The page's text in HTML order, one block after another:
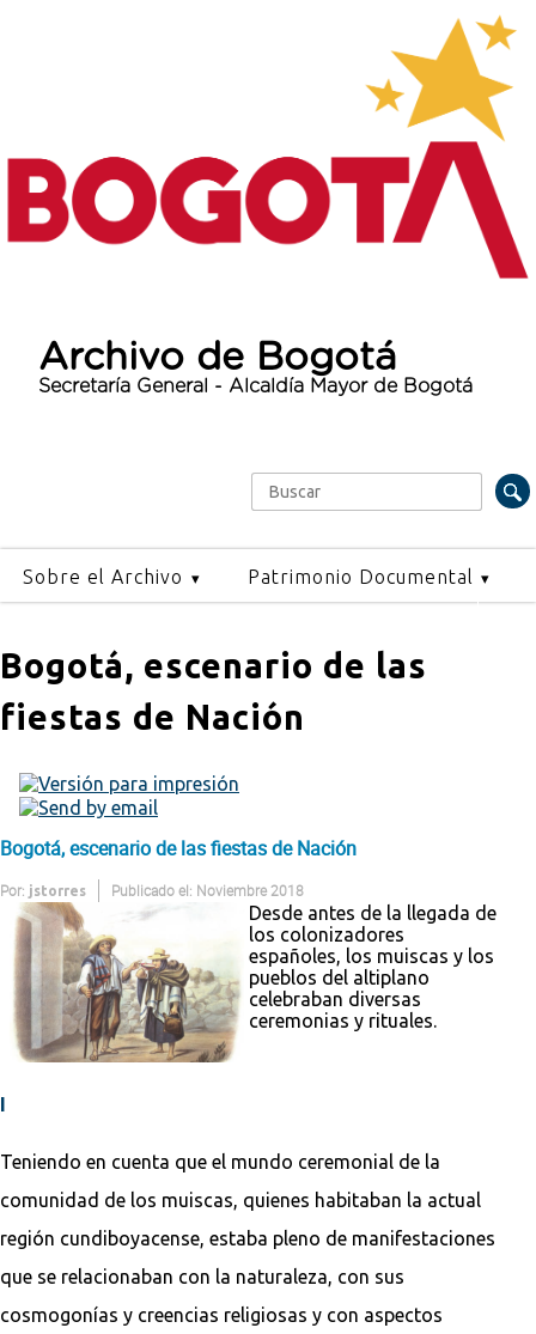
Archivo de Bogotá
Secretaría General - Alcaldía Mayor de Bogotá
Formulario de búsqueda
Buscar
Sobre el Archivo Patrimonio Documental
Bogotá, escenario de las
fiestas de Nación
Bogotá, escenario de las fiestas de Nación
Por: jstorres Publicado el: Noviembre 2018
Desde antes de la llegada de
los colonizadores
españoles, los muiscas y los
pueblos del altiplano
celebraban diversas
ceremonias y rituales.
I
Teniendo en cuenta que el mundo ceremonial de la
comunidad de los muiscas, quienes habitaban la actual
región cundiboyacense, estaba pleno de manifestaciones
que se relacionaban con la naturaleza, con sus
cosmogonías y creencias religiosas y con aspectos